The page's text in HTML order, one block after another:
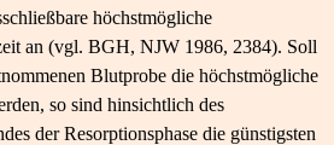
höchstmögliche
an (vgl. BGH, NJW 1986, 2384). Soll
Blutprobe die höchstmögliche
so sind hinsichtlich des
der Resorptionsphase die günstigsten